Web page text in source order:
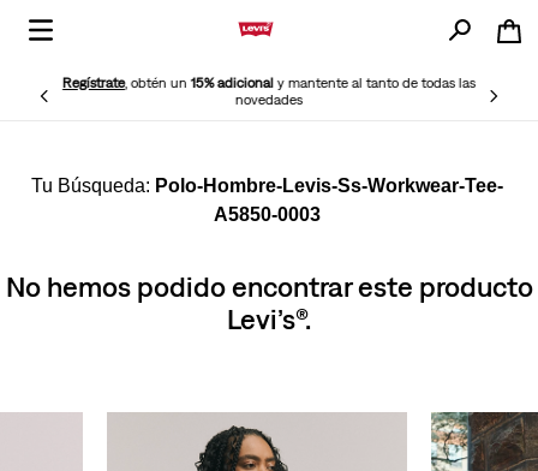
Regístrate, obtén un15% adicionaly mantente al tanto de todas las
novedades
Polo-Hombre-Levis-Ss-Workwear-Tee-
A5850-0003
No hemos podido encontrar este producto
Levi’s®.